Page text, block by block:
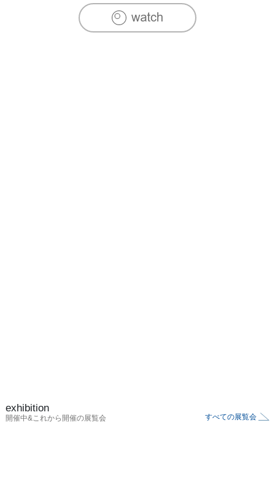
exhibition
開催中&これから開催の展覧会 すべての展覧会